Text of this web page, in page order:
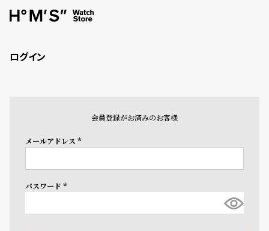
ログイン
会員登録がお済みのお客様
メールアドレス
(必
パスワード
(必